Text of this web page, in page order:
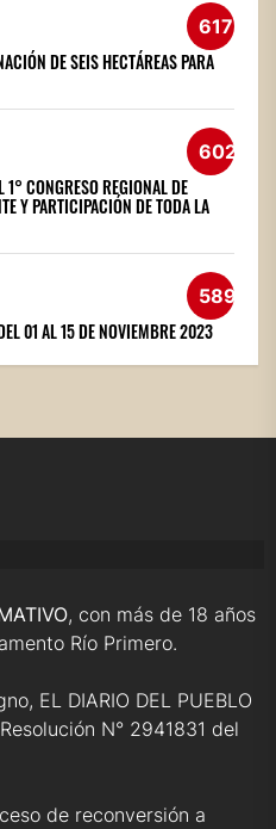
617
DE SEIS HECTÁREAS PARA
602
1° CONGRESO REGIONAL DE
Y PARTICIPACIÓN DE TODA LA
589
01 AL 15 DE NOVIEMBRE 2023
, con más de 18 años
Río Primero.
EL DIARIO DEL PUEBLO
N° 2941831 del
de reconversión a